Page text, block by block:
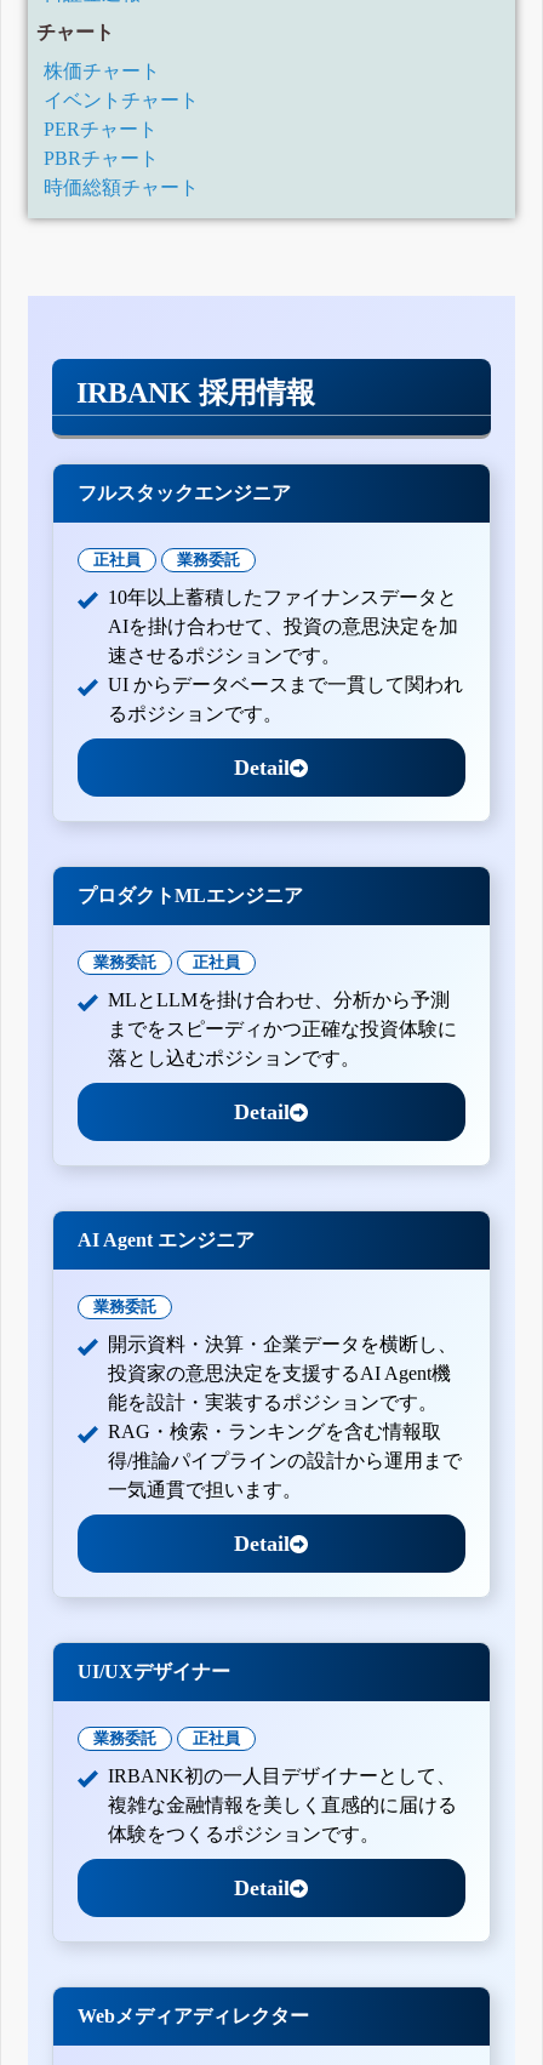
チャート
株価チャート
イベントチャート
PERチャート
PBRチャート
時価総額チャート
IRBANK 採用情報
フルスタックエンジニア
正社員 業務委託
10年以上蓄積したファイナンスデータと
AIを掛け合わせて、投資の意思決定を加
速させるポジションです。
UI からデータベースまで一貫して関われ
るポジションです。
Detail
プロダクトMLエンジニア
業務委託 正社員
MLとLLMを掛け合わせ、分析から予測
までをスピーディかつ正確な投資体験に
落とし込むポジションです。
Detail
AI Agent エンジニア
業務委託
開示資料・決算・企業データを横断し、
投資家の意思決定を支援するAI Agent機
能を設計・実装するポジションです。
RAG・検索・ランキングを含む情報取
得/推論パイプラインの設計から運用まで
一気通貫で担います。
Detail
UI/UXデザイナー
業務委託 正社員
IRBANK初の一人目デザイナーとして、
複雑な金融情報を美しく直感的に届ける
体験をつくるポジションです。
Detail
Webメディアディレクター